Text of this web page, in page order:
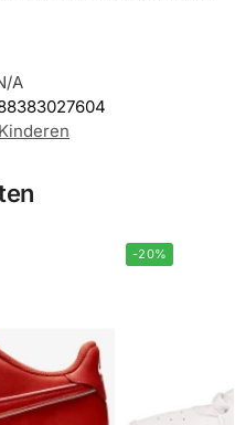
A
Kinderen
-20%